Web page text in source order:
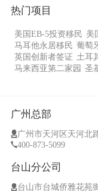
热门项目
美国EB-5投资移民 美
马耳他永居移民 葡萄
英国创新者签证 土耳
马来西亚第二家园 圣
广州总部
广州市天河区天河北
400-873-5099
台山分公司
台山市台城侨雅花苑